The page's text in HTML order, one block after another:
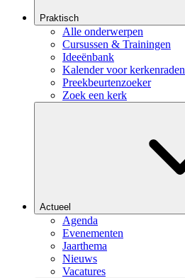
Praktisch
Alle onderwerpen
Cursussen & Trainingen
Ideeënbank
Kalender voor kerkenraden
Preekbeurtenzoeker
Zoek een kerk
Actueel
Agenda
Evenementen
Jaarthema
Nieuws
Vacatures